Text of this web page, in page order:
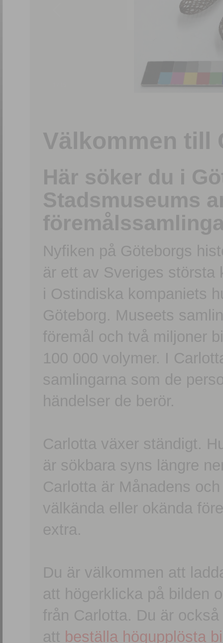
Välkommen till
Här söker du i
Stadsmuseums
Nyfiken på Göteborgs
är ett av Sveriges största
i Ostindiska kompaniets
Göteborg. Museets
föremål och två miljoner
100 000 volymer. I
samlingarna som de
händelser de berör.
Carlotta växer ständigt.
är sökbara syns längre
Carlotta är Månadens
välkända eller okända
extra.
Du är välkommen att
att högerklicka på bilden
från Carlotta. Du är
att beställa högupplösta